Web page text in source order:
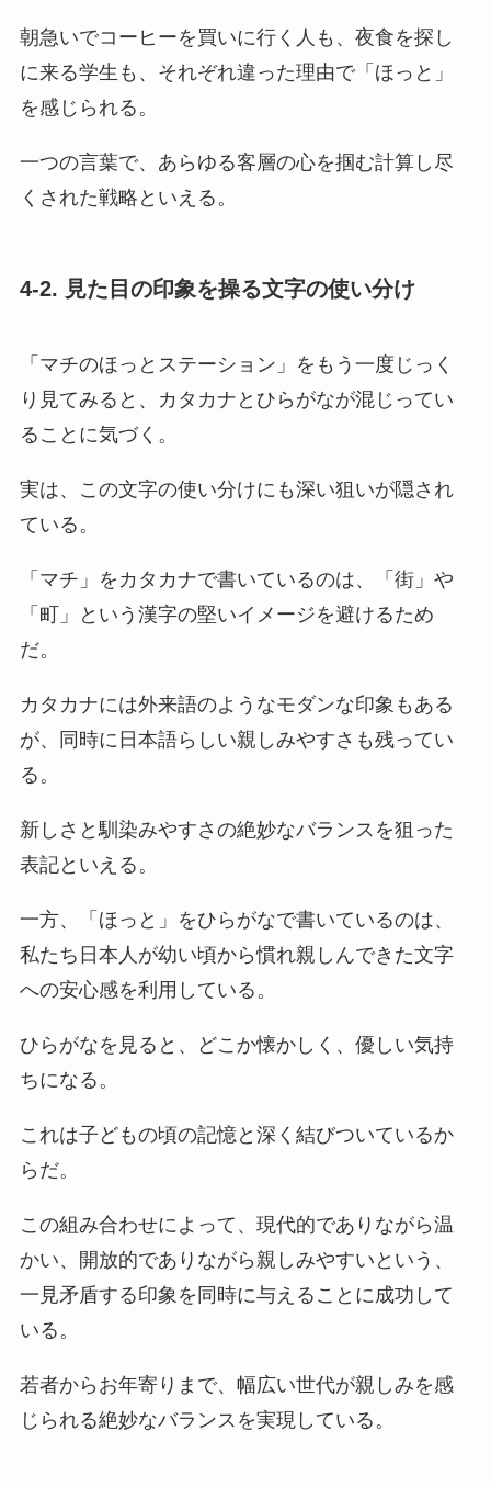
朝急いでコーヒーを買いに行く人も、夜食を探し
に来る学生も、それぞれ違った理由で「ほっと」
を感じられる。
一つの言葉で、あらゆる客層の心を掴む計算し尽
くされた戦略といえる。
4-2. 見た目の印象を操る文字の使い分け
「マチのほっとステーション」をもう一度じっく
り見てみると、カタカナとひらがなが混じってい
ることに気づく。
実は、この文字の使い分けにも深い狙いが隠され
ている。
「マチ」をカタカナで書いているのは、「街」や
「町」という漢字の堅いイメージを避けるため
だ。
カタカナには外来語のようなモダンな印象もある
が、同時に日本語らしい親しみやすさも残ってい
る。
新しさと馴染みやすさの絶妙なバランスを狙った
表記といえる。
一方、「ほっと」をひらがなで書いているのは、
私たち日本人が幼い頃から慣れ親しんできた文字
への安心感を利用している。
ひらがなを見ると、どこか懐かしく、優しい気持
ちになる。
これは子どもの頃の記憶と深く結びついているか
らだ。
この組み合わせによって、現代的でありながら温
かい、開放的でありながら親しみやすいという、
一見矛盾する印象を同時に与えることに成功して
いる。
若者からお年寄りまで、幅広い世代が親しみを感
じられる絶妙なバランスを実現している。